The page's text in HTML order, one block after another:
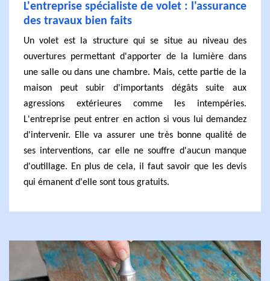
L'entreprise spécialiste de volet : l'assurance
des travaux bien faits
Un volet est la structure qui se situe au niveau des
ouvertures permettant d'apporter de la lumière dans
une salle ou dans une chambre. Mais, cette partie de la
maison peut subir d'importants dégâts suite aux
agressions extérieures comme les intempéries.
L'entreprise peut entrer en action si vous lui demandez
d'intervenir. Elle va assurer une très bonne qualité de
ses interventions, car elle ne souffre d'aucun manque
d'outillage. En plus de cela, il faut savoir que les devis
qui émanent d'elle sont tous gratuits.